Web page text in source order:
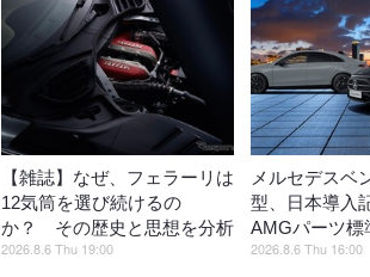
【雑誌】なぜ、フェラーリは
12気筒を選び続けるの
か？ その歴史と思想を分析
2026.8.6 Thu 19:00
メルセデスベ
型、日本導入
AMGパーツ
2026.8.6 Thu 16:00